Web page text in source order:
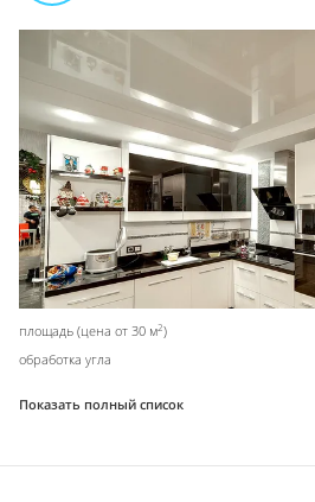
площадь (цена от 30 м2)
обработка угла
Показать полный список